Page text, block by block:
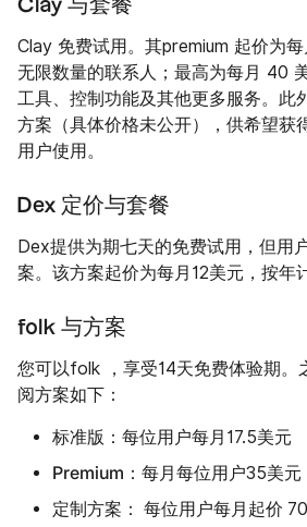
Clay 与套餐
Clay 免费试用。其premium 起价为
无限数量的联系人；最高为每月 40
工具、控制功能及其他更多服务。此
方案（具体价格未公开），供希望获
用户使用。
Dex 定价与套餐
Dex提供为期七天的免费试用，但用
案。该方案起价为每月12美元，按年
folk 与方案
您可以folk ，享受14天免费体验期。
阅方案如下：
标准版： 每位用户每月17.5美元
Premium： 每月每位用户35美元
定制方案： 每位用户每月 起价